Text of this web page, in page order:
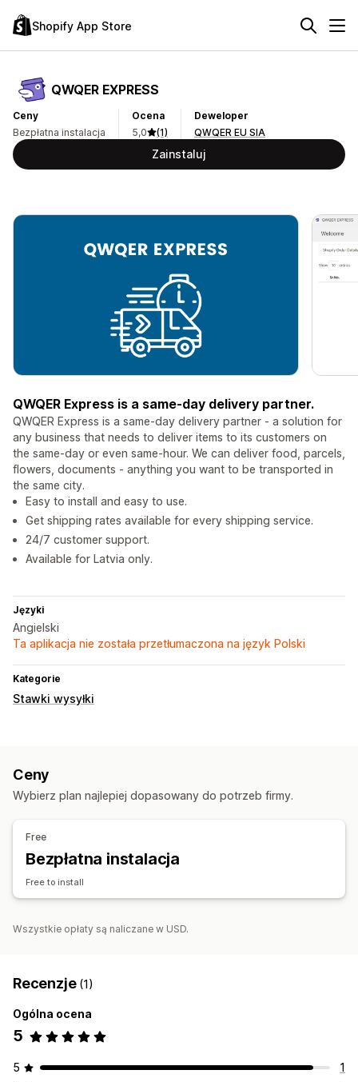
Shopify App Store
QWQER EXPRESS
Ceny
Bezpłatna instalacja
Ocena
5,0
(1)
Deweloper
QWQER EU SIA
Zainstaluj
QWQER Express is a same-day delivery partner.
QWQER Express is a same-day delivery partner - a solution for
any business that needs to deliver items to its customers on
the same-day or even same-hour. We can deliver food, parcels,
flowers, documents - anything you want to be transported in
the same city.
Easy to install and easy to use.
Get shipping rates available for every shipping service.
24/7 customer support.
Available for Latvia only.
Języki
Angielski
Ta aplikacja nie została przetłumaczona na język Polski
Kategorie
Stawki wysyłki
Ceny
Wybierz plan najlepiej dopasowany do potrzeb firmy.
Free
Bezpłatna instalacja
Free to install
Wszystkie opłaty są naliczane w USD.
Recenzje (1)
Ogólna ocena
5
5
1